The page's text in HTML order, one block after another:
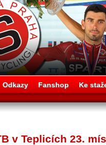
Odkazy Fanshop Ke
v Teplicích 23.